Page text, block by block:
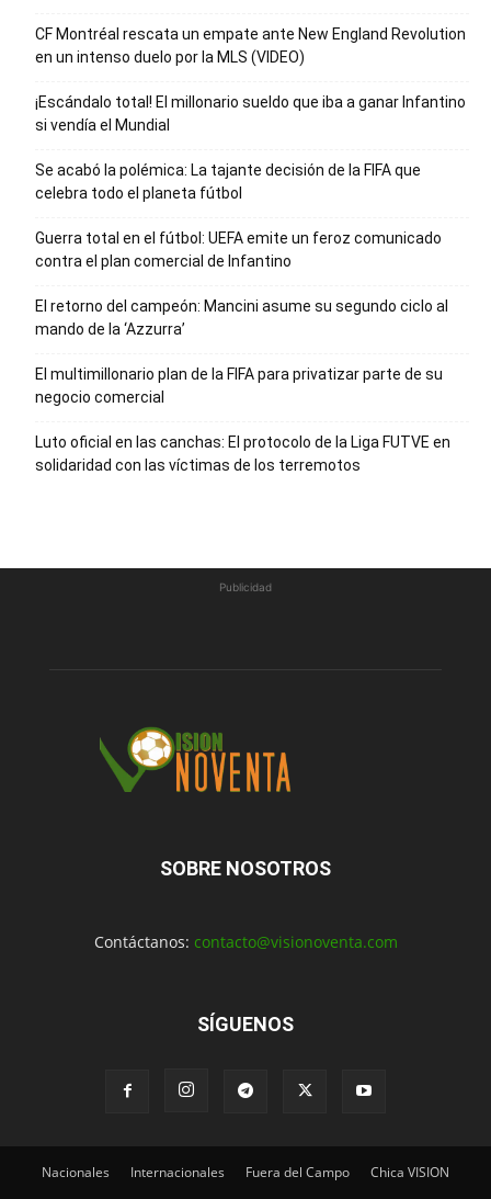
CF Montréal rescata un empate ante New England Revolution
en un intenso duelo por la MLS (VIDEO)
¡Escándalo total! El millonario sueldo que iba a ganar Infantino
si vendía el Mundial
Se acabó la polémica: La tajante decisión de la FIFA que
celebra todo el planeta fútbol
Guerra total en el fútbol: UEFA emite un feroz comunicado
contra el plan comercial de Infantino
El retorno del campeón: Mancini asume su segundo ciclo al
mando de la ‘Azzurra’
El multimillonario plan de la FIFA para privatizar parte de su
negocio comercial
Luto oficial en las canchas: El protocolo de la Liga FUTVE en
solidaridad con las víctimas de los terremotos
Publicidad
SOBRE NOSOTROS
Contáctanos: contacto@visionoventa.com
SÍGUENOS
Nacionales Internacionales Fuera del Campo Chica VISION